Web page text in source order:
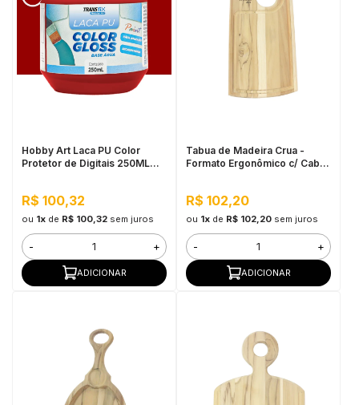
Hobby Art Laca PU Color
Protetor de Digitais 250ML
R$ 100,32
ou 1xde R$ 100,32 sem juros
- +
ADICIONAR
Tabua de Madeira Crua -
Formato Ergonômico c/ Cabo
R$ 102,20
ou 1xde R$ 102,20 sem juros
- +
ADICIONAR